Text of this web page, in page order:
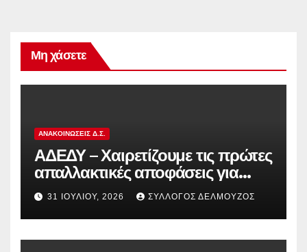
Μη χάσετε
ΑΝΑΚΟΙΝΏΣΕΙΣ Δ.Σ.
ΑΔΕΔΥ – Χαιρετίζουμε τις πρώτες
απαλλακτικές αποφάσεις για
τους διωκόμενους
εκπαιδευτικούς που συμμετείχαν
στον αγώνα ενάντια στην
αντιδραστική αξιολόγηση!
31 ΙΟΥΛΊΟΥ, 2026 ΣΎΛΛΟΓΟΣ ΔΕΛΜΟΎΖΟΣ